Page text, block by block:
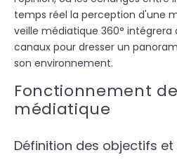
temps réel la perception d'une
veille médiatique 360°
canaux pour dresser un
son environnement.
Fonctionnement
médiatique
Définition des objectifs